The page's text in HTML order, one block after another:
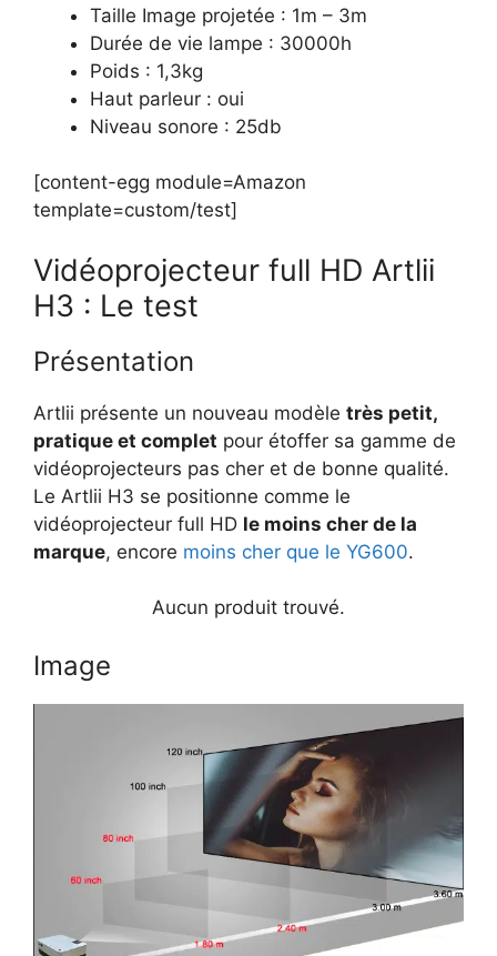
Taille Image projetée : 1m – 3m
Durée de vie lampe : 30000h
Poids : 1,3kg
Haut parleur : oui
Niveau sonore : 25db
[content-egg module=Amazon
template=custom/test]
Vidéoprojecteur full HD Artlii
H3 : Le test
Présentation
Artlii présente un nouveau modèle très petit,
pratique et complet pour étoffer sa gamme de
vidéoprojecteurs pas cher et de bonne qualité.
Le Artlii H3 se positionne comme le
vidéoprojecteur full HD le moins cher de la
marque, encore moins cher que le YG600.
Aucun produit trouvé.
Image